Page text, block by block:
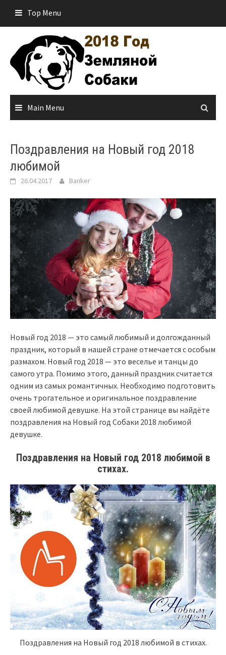
Top Menu
Main Menu
Поздравления на Новый год 2018
любимой
26.04.2017 Banker
Новый год 2018 — это самый любимый и долгожданный
праздник, который в нашей стране отмечается с особым
размахом. Новый год 2018 — это веселье и танцы до
самого утра. Помимо этого, данный праздник считается
одним из самых романтичных. Необходимо подготовить
очень трогательное и оригинальное поздравление
своей любимой девушке. На этой странице вы найдёте
поздравления на Новый год Собаки 2018 любимой
девушке.
Поздравления на Новый год 2018 любимой в
стихах.
Поздравления на Новый год 2018 любимой в стихах.